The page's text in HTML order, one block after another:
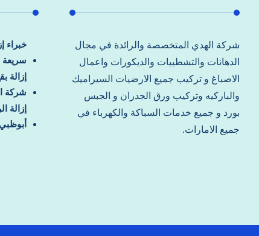
شركة الهدي المتخصصة والرائدة في مجال
الدهانات والتشطيبات والديكورات واعمال
الاصباغ و تركيب جميع الارضيات السيراميك
والباركيه وتركيب ورق الجدران و الجبس
بورد و جميع خدمات السباكة والكهرباء في
جميع الامارات.
خبراء
سريعة
إزالة
شركة
إزالة